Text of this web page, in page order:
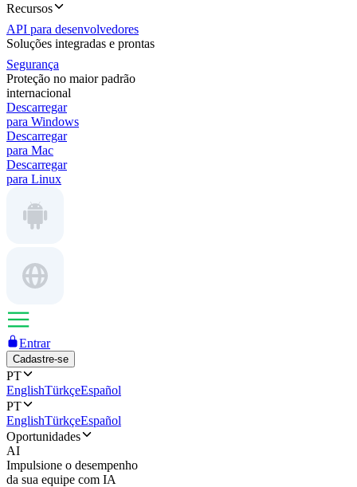
Recursos
API para desenvolvedores
Soluções integradas e prontas
Segurança
Proteção no maior padrão
internacional
Descarregar
para Windows
Descarregar
para Mac
Descarregar
para Linux
Entrar
Cadastre-se
PT
EnglishTürkçeEspañol
PT
EnglishTürkçeEspañol
Oportunidades
AI
Impulsione o desempenho
da sua equipe com IA